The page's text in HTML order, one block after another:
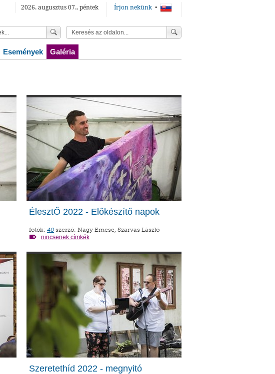
Írjon nekünk •
2026. augusztus 07., péntek
Események Galéria
ÉlesztŐ 2022 - Előkészítő napok
fotók: 40 szerző: Nagy Emese, Szarvas László
nincsenek címkék
Szeretethíd 2022 - megnyitó